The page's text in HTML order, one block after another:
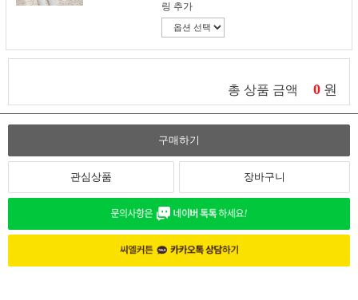
링 추가
총 상품 금액 0 원
구매하기
관심상품 장바구니